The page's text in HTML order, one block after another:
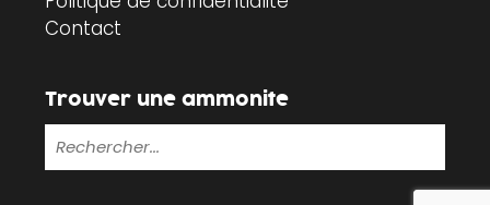
Contact
Trouver une ammonite